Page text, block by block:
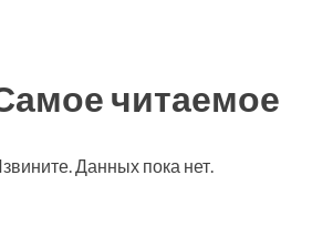
читаемое
Данных пока нет.